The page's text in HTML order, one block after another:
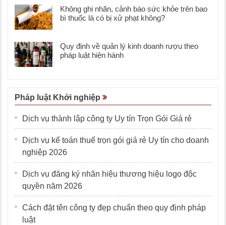
Không ghi nhãn, cảnh báo sức khỏe trên bao
bì thuốc lá có bị xử phạt không?
Quy định về quản lý kinh doanh rượu theo
pháp luật hiện hành
Pháp luật Khởi nghiệp
Dịch vụ thành lập công ty Uy tín Trọn Gói Giá rẻ
Dịch vụ kế toán thuế trọn gói giá rẻ Uy tín cho doanh
nghiệp 2026
Dịch vụ đăng ký nhãn hiệu thương hiệu logo độc
quyền năm 2026
Cách đặt tên công ty đẹp chuẩn theo quy định pháp
luật